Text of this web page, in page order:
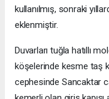
kullanılmış, sonraki
eklenmiştir.
Duvarları tuğla hatıllı
köşelerinde kesme taş
cephesinde Sancaktar